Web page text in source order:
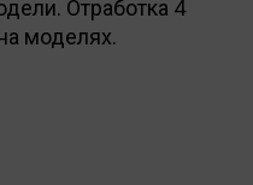
Отработка 4
моделях.